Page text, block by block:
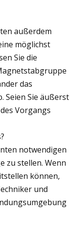
außerdem
möglichst
Sie die
das
Seien Sie äußerst
Vorgangs
notwendigen
zu stellen. Wenn
können,
und